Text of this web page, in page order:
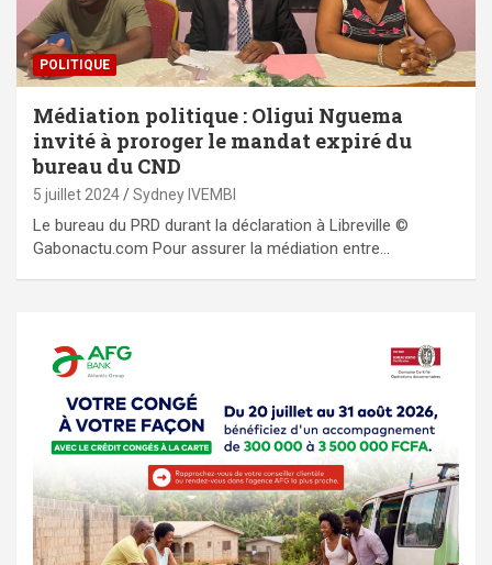
POLITIQUE
Médiation politique : Oligui Nguema
invité à proroger le mandat expiré du
bureau du CND
5 juillet 2024 Sydney IVEMBI
Le bureau du PRD durant la déclaration à Libreville ©
Gabonactu.com Pour assurer la médiation entre…